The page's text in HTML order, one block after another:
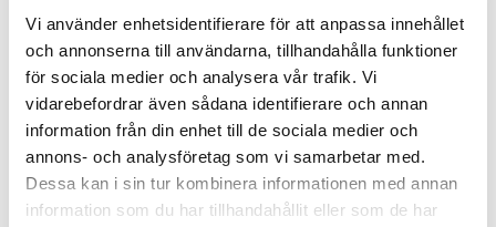
Vi använder enhetsidentifierare för att anpassa innehållet
och annonserna till användarna, tillhandahålla funktioner
för sociala medier och analysera vår trafik. Vi
vidarebefordrar även sådana identifierare och annan
information från din enhet till de sociala medier och
annons- och analysföretag som vi samarbetar med.
Dessa kan i sin tur kombinera informationen med annan
information som du har tillhandahållit eller som de har